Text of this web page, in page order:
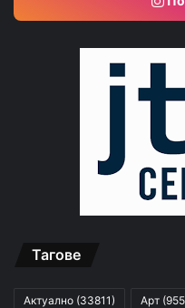
Тагове
Актуално (33811) Арт